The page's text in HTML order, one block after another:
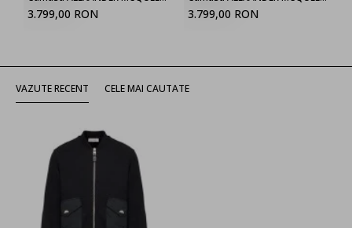
3.799,00 RON 3.799,00 RON
VAZUTE RECENT CELE MAI CAUTATE